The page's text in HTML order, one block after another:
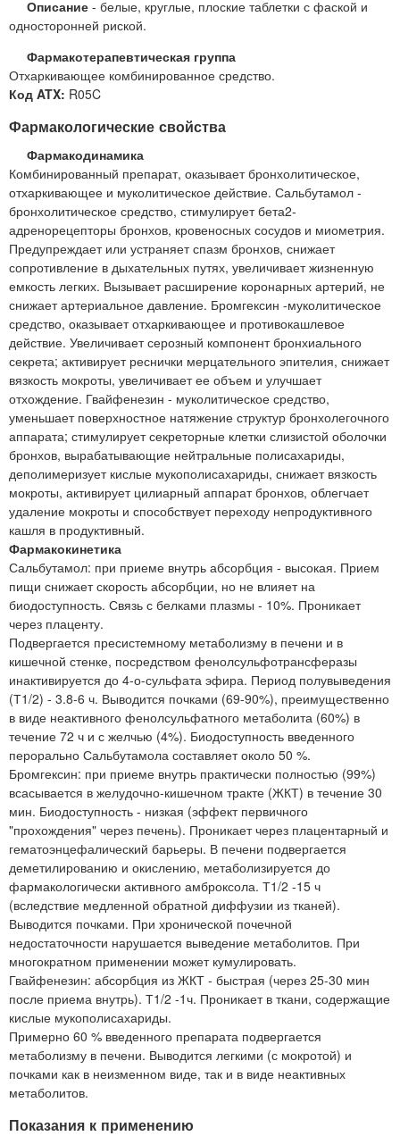
Описание - белые, круглые, плоские таблетки с фаской и
односторонней риской.
Фармакотерапевтическая группа
Отхаркивающее комбинированное средство.
Код ATX: R05C
Фармакологические свойства
Фармакодинамика
Комбинированный препарат, оказывает бронхолитическое,
отхаркивающее и муколитическое действие. Сальбутамол -
бронхолитическое средство, стимулирует бета2-
адренорецепторы бронхов, кровеносных сосудов и миометрия.
Предупреждает или устраняет спазм бронхов, снижает
сопротивление в дыхательных путях, увеличивает жизненную
емкость легких. Вызывает расширение коронарных артерий, не
снижает артериальное давление. Бромгексин -муколитическое
средство, оказывает отхаркивающее и противокашлевое
действие. Увеличивает серозный компонент бронхиального
секрета; активирует реснички мерцательного эпителия, снижает
вязкость мокроты, увеличивает ее объем и улучшает
отхождение. Гвайфенезин - муколитическое средство,
уменьшает поверхностное натяжение структур бронхолегочного
аппарата; стимулирует секреторные клетки слизистой оболочки
бронхов, вырабатывающие нейтральные полисахариды,
деполимеризует кислые мукополисахариды, снижает вязкость
мокроты, активирует цилиарный аппарат бронхов, облегчает
удаление мокроты и способствует переходу непродуктивного
кашля в продуктивный.
Фармакокинетика
Сальбутамол: при приеме внутрь абсорбция - высокая. Прием
пищи снижает скорость абсорбции, но не влияет на
биодоступность. Связь с белками плазмы - 10%. Проникает
через плаценту.
Подвергается пресистемному метаболизму в печени и в
кишечной стенке, посредством фенолсульфотрансферазы
инактивируется до 4-о-сульфата эфира. Период полувыведения
(Т1/2) - 3.8-6 ч. Выводится почками (69-90%), преимущественно
в виде неактивного фенолсульфатного метаболита (60%) в
течение 72 ч и с желчью (4%). Биодоступность введенного
перорально Сальбутамола составляет около 50 %.
Бромгексин: при приеме внутрь практически полностью (99%)
всасывается в желудочно-кишечном тракте (ЖКТ) в течение 30
мин. Биодоступность - низкая (эффект первичного
"прохождения" через печень). Проникает через плацентарный и
гематоэнцефалический барьеры. В печени подвергается
деметилированию и окислению, метаболизируется до
фармакологически активного амброксола. Т1/2 -15 ч
(вследствие медленной обратной диффузии из тканей).
Выводится почками. При хронической почечной
недостаточности нарушается выведение метаболитов. При
многократном применении может кумулировать.
Гвайфенезин: абсорбция из ЖКТ - быстрая (через 25-30 мин
после приема внутрь). Т1/2 -1ч. Проникает в ткани, содержащие
кислые мукополисахариды.
Примерно 60 % введенного препарата подвергается
метаболизму в печени. Выводится легкими (с мокротой) и
почками как в неизменном виде, так и в виде неактивных
метаболитов.
Показания к применению